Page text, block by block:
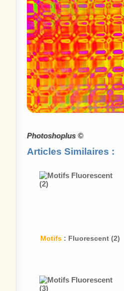
Photoshoplus ©
Articles Similaires :
Motifs : Fluorescent (2)